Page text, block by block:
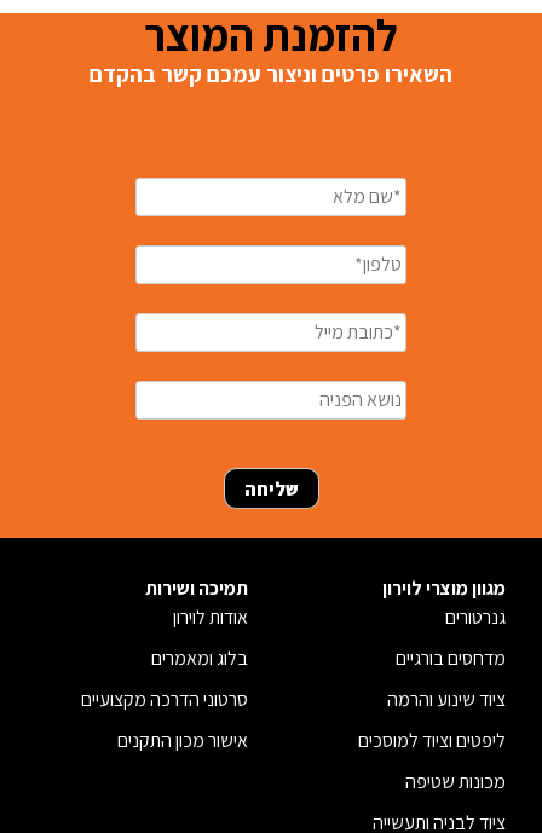
להזמנת המוצר
השאירו פרטים וניצור עמכם קשר בהקדם
מגוון מוצרי לוירון
גנרטורים
מדחסים בורגיים
ציוד שינוע והרמה
ליפטים וציוד למוסכים
מכונות שטיפה
ציוד לבניה ותעשייה
תמיכה ושירות
אודות לוירון
בלוג ומאמרים
סרטוני הדרכה מקצועיים
אישור מכון התקנים